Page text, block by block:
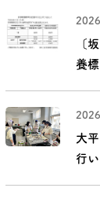
〔
養
大
行